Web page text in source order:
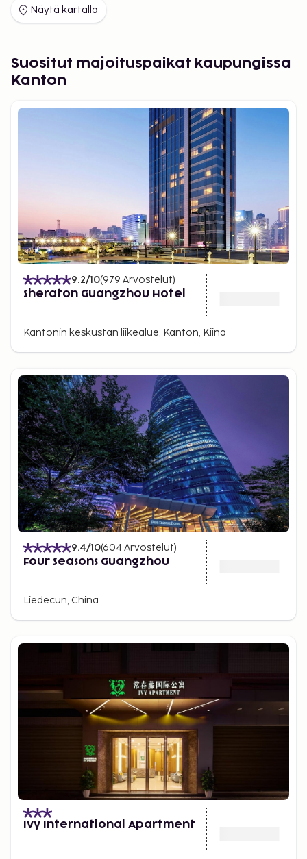
Näytä kartalla
Suositut majoituspaikat kaupungissa
Kanton
9.2/10(979 Arvostelut)
Sheraton Guangzhou Hotel
Kantonin keskustan liikealue, Kanton, Kiina
9.4/10(604 Arvostelut)
Four Seasons Guangzhou
Liedecun, China
Ivy International Apartment